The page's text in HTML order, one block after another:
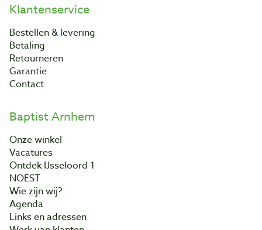
Klantenservice
Bestellen & levering
Betaling
Retourneren
Garantie
Contact
Baptist Arnhem
Onze winkel
Vacatures
Ontdek IJsseloord 1
NOEST
Wie zijn wij?
Agenda
Links en adressen